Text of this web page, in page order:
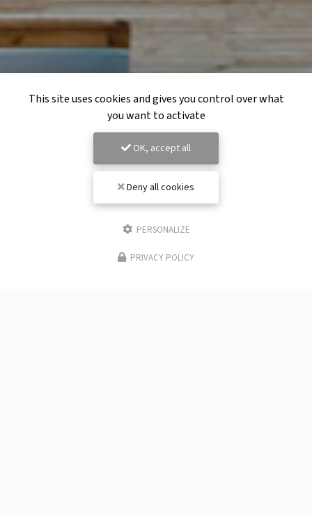
This site uses cookies and gives you control over what
you want to activate
OK, accept all
Deny all cookies
PERSONALIZE
PRIVACY POLICY